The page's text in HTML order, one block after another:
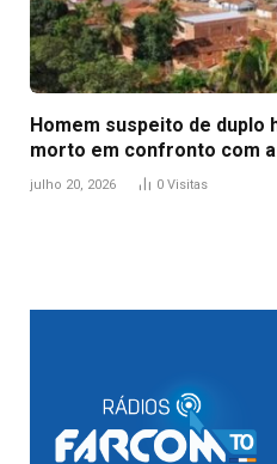
Homem suspeito de duplo
morto em confronto com
julho 20, 2026 0 Visitas